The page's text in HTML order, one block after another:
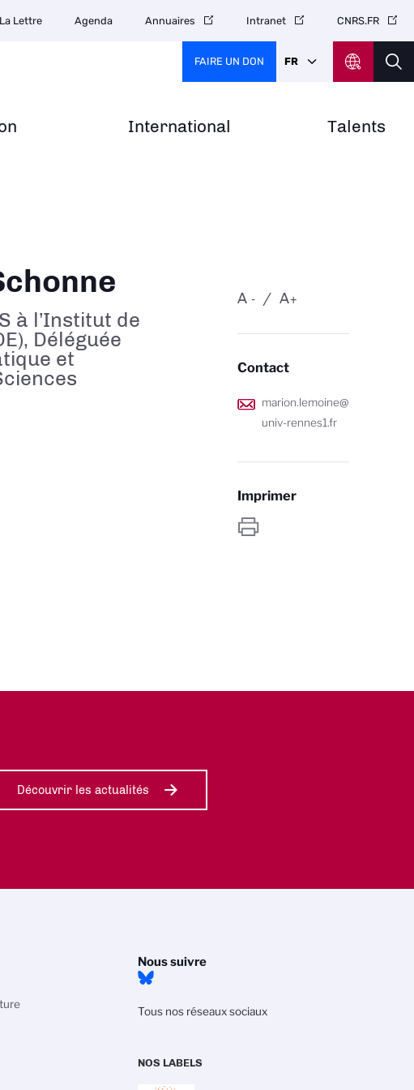
International Talents
La Lettre Agenda Annuaires Intranet CNRS.FR
FAIRE UN DON FR
à l’Institut de
Déléguée
et
-
A +
A
Contact
marion.lemoine@
univ-rennes1.fr
Imprimer
Découvrir les actualités
Nous suivre
Tous nos réseaux sociaux
NOS LABELS